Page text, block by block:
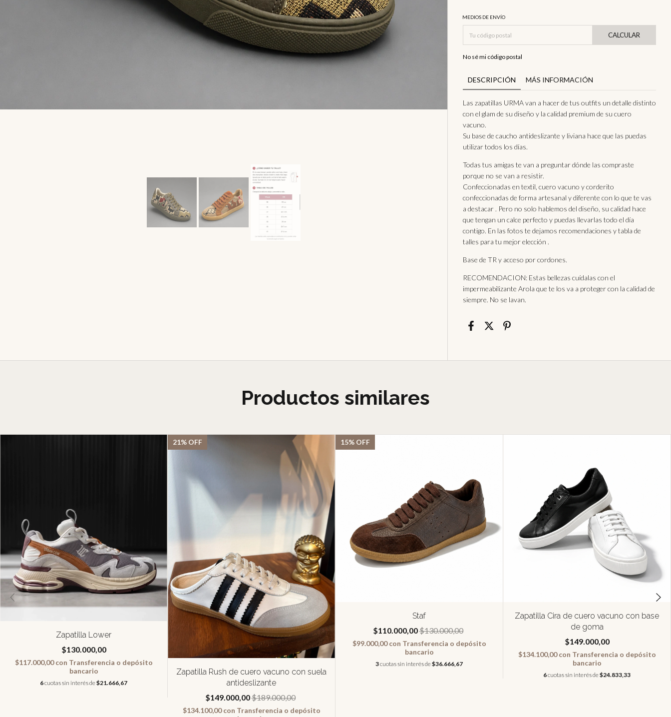
MEDIOS DE ENVÍO
CALCULAR
No sé mi código postal
DESCRIPCIÓN MÁS INFORMACIÓN
Las zapatillas URMA van a hacer de tus outfits un detalle distinto
con el glam de su diseño y la calidad premium de su cuero
vacuno.
Su base de caucho antideslizante y liviana hace que las puedas
utilizar todos los días.
Todas tus amigas te van a preguntar dónde las compraste
porque no se van a resistir.
Confeccionadas en textil, cuero vacuno y corderito
confeccionadas de forma artesanal y diferente con lo que te vas
a destacar . Pero no solo hablemos del diseño, su calidad hace
que tengan un calce perfecto y puedas llevarlas todo el día
contigo. En las fotos te dejamos recomendaciones y tabla de
talles para tu mejor elección .
Base de TR y acceso por cordones.
RECOMENDACION: Estas bellezas cuídalas con el
impermeabilizante Arola que te los va a proteger con la calidad de
siempre. No se lavan.
Productos similares
Zapatilla Lower
$130.000,00
$117.000,00con Transferencia o depósito
bancario
6cuotas sin interés de$21.666,67
21% OFF
Zapatilla Rush de cuero vacuno con suela
antideslizante
$149.000,00$189.000,00
$134.100,00con Transferencia o depósito
15% OFF
Staf
$110.000,00$130.000,00
$99.000,00con Transferencia o depósito
bancario
3cuotas sin interés de$36.666,67
Zapatilla Cira de cuero vacuno con base
de goma
$149.000,00
$134.100,00con Transferencia o depósito
bancario
6cuotas sin interés de$24.833,33